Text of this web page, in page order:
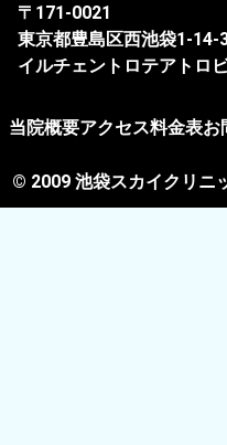
〒171-0021
東京都豊島区西池袋1-14-
イルチェントロテアトロ
当院概要アクセス料金表お
© 2009 池袋スカイクリ